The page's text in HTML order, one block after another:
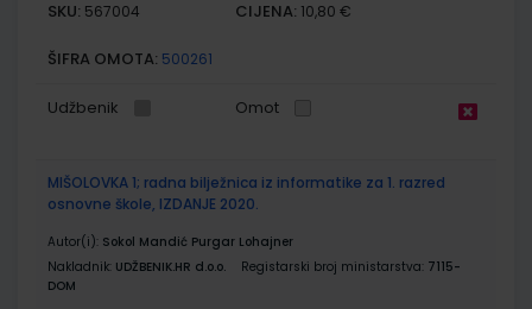
SKU: 567004 CIJENA: 10,80 €
ŠIFRA OMOTA: 500261
Udžbenik Omot
MIŠOLOVKA 1; radna bilježnica iz informatike za 1. razred
osnovne škole, IZDANJE 2020.
Autor(i): Sokol Mandić Purgar Lohajner
Nakladnik: UDŽBENIK.HR d.o.o. Registarski broj ministarstva: 7115-
DOM